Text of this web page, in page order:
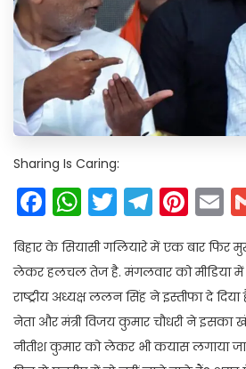
Sharing Is Caring:
Facebook
WhatsApp
Twitter
बिहार के सियासी गलियारे में एक बार फिर
लेकर हलचल तेज है. मंगलवार को मीडिया में
राष्ट्रीय अध्यक्ष ललन सिंह ने इस्तीफा दे
नेता और मंत्री विजय कुमार चौधरी ने इसका
नीतीश कुमार को लेकर भी कयास लगाया